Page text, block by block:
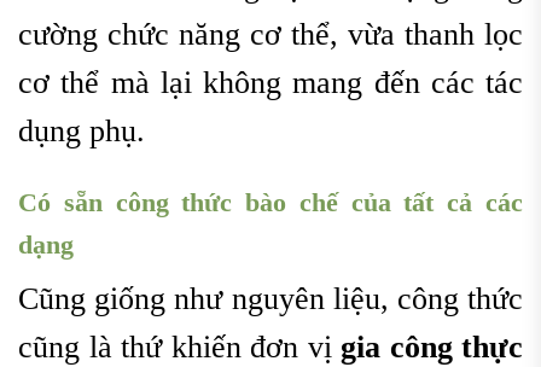
cường chức năng cơ thể, vừa thanh lọc
cơ thể mà lại không mang đến các tác
dụng phụ.
Có sẵn công thức bào chế của tất cả các
dạng
Cũng giống như nguyên liệu, công thức
cũng là thứ khiến đơn vị gia công thực